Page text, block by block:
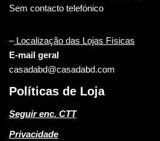
Sem contacto telefónico
–Localização das Lojas Físicas
E-mail geral
casadabd@casadabd.com
Políticas de Loja
Seguir enc. CTT
Privacidade